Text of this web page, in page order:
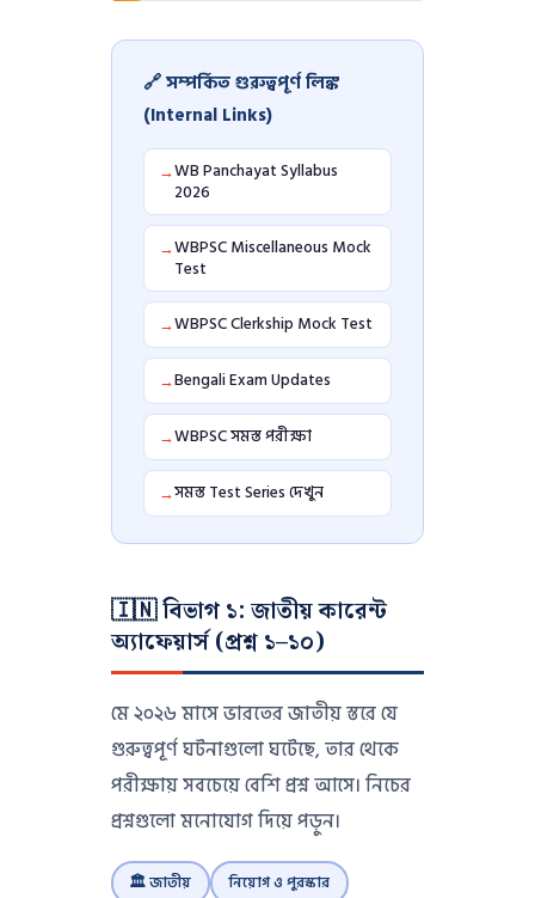
🔗 সম্পর্কিত গুরুত্বপূর্ণ লিঙ্ক
(Internal Links)
→WB Panchayat Syllabus
2026
→WBPSC Miscellaneous Mock
Test
→WBPSC Clerkship Mock Test
→Bengali Exam Updates
→WBPSC সমস্ত পরীক্ষা
→সমস্ত Test Series দেখুন
🇮🇳 বিভাগ ১: জাতীয় কারেন্ট
অ্যাফেয়ার্স (প্রশ্ন ১–১০)
মে ২০২৬ মাসে ভারতের জাতীয় স্তরে যে
গুরুত্বপূর্ণ ঘটনাগুলো ঘটেছে, তার থেকে
পরীক্ষায় সবচেয়ে বেশি প্রশ্ন আসে। নিচের
প্রশ্নগুলো মনোযোগ দিয়ে পড়ুন।
🏛️ জাতীয়
নিয়োগ ও পুরস্কার